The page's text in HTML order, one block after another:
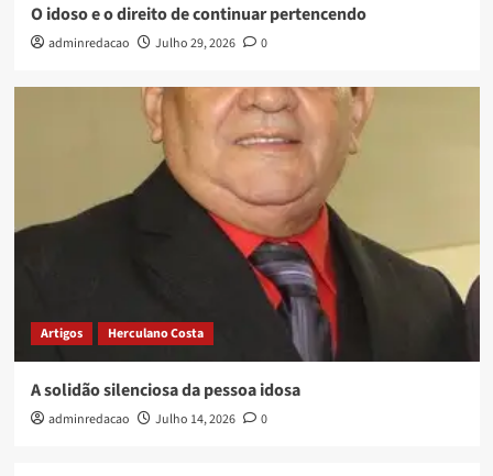
O idoso e o direito de continuar pertencendo
adminredacao Julho 29, 2026 0
Artigos Herculano Costa
A solidão silenciosa da pessoa idosa
adminredacao Julho 14, 2026 0